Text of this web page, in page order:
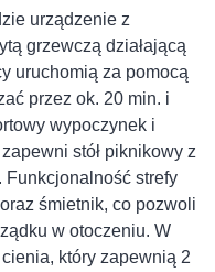
urządzenie z
grzewczą działającą
uruchomią za pomocą
przez ok. 20 min. i
wypoczynek i
stół piknikowy z
Funkcjonalność strefy
śmietnik, co pozwoli
w otoczeniu. W
który zapewnią 2